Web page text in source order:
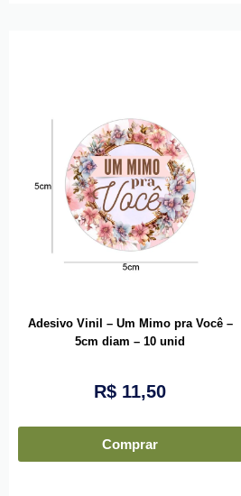
Adesivo Vinil – Um Mimo pra Você –
5cm diam – 10 unid
R$ 11,50
Comprar